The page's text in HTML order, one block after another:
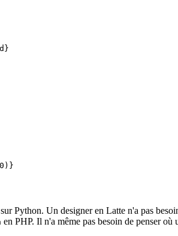
Python. Un designer en Latte n'a pas
en PHP. Il n'a même pas besoin de penser où